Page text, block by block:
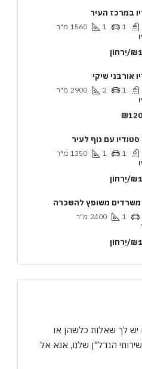
במרכז העיר
1
1
1560 מ"ר
אורבני שיקי
1
2
2900 מ"ר
עם נוף לעיר
1
1
1350 מ"ר
משופץ להשכרה
1
2400 מ"ר
לך שאלות כלשהן או
הנדל"ן שלנו, אנא אל